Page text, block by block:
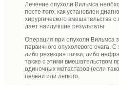
Лечение опухоли Вильмса
посте того, как установлен
хирургического вмешательства
дает наилучшие результаты.
Операция при опухоли Вильмса
первичного опухолевого очага.
либо резекция почки, либо
также с этими вмешательством
одиночных метастазов (если
печени или легкого.